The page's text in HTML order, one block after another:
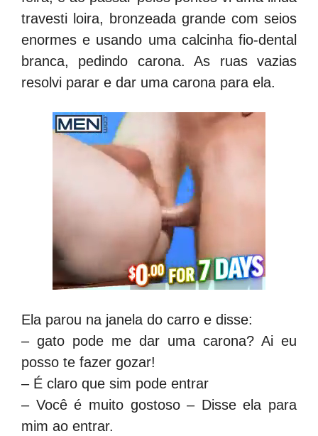
travesti loira, bronzeada grande com seios
enormes e usando uma calcinha fio-dental
branca, pedindo carona. As ruas vazias
resolvi parar e dar uma carona para ela.
Ela parou na janela do carro e disse:
– gato pode me dar uma carona? Ai eu
posso te fazer gozar!
– É claro que sim pode entrar
– Você é muito gostoso – Disse ela para
mim ao entrar.